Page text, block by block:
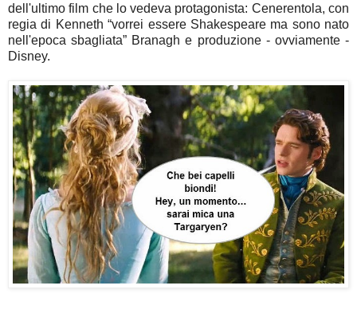
dell'ultimo film che lo vedeva protagonista: Cenerentola, con
regia di Kenneth “vorrei essere Shakespeare ma sono nato
nell'epoca sbagliata” Branagh e produzione - ovviamente -
Disney.